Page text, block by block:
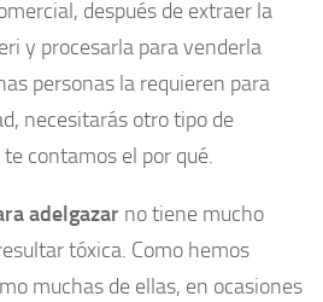
después de extraer la
y procesarla para venderla
personas la requieren para
necesitarás otro tipo de
contamos el por qué.
adelgazar no tiene mucho
tóxica. Como hemos
muchas de ellas, en ocasiones